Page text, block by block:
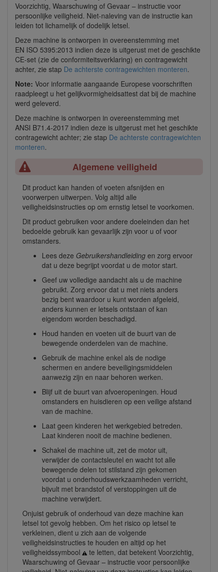
Voorzichtig, Waarschuwing of Gevaar – instructie voor
persoonlijke veiligheid. Niet-naleving van de instructie kan
leiden tot lichamelijk of dodelijk letsel.
Deze machine is ontworpen in overeenstemming met
EN ISO 5395:2013 indien deze is uitgerust met de geschikte
CE-set (zie de conformiteitsverklaring) en contragewicht
achter, zie stap De achterste contragewichten monteren.
Note: Voor informatie aangaande Europese voorschriften
raadpleegt u het gelijkvormigheidsattest dat bij de machine
werd geleverd.
Deze machine is ontworpen in overeenstemming met
ANSI B71.4-2017 indien deze is uitgerust met het geschikte
contragewicht achter; zie stap De achterste contragewichten
monteren.
Algemene veiligheid
Dit product kan handen of voeten afsnijden en
voorwerpen uitwerpen. Volg altijd alle
veiligheidsinstructies op om ernstig letsel te voorkomen.
Dit product gebruiken voor andere doeleinden dan het
bedoelde gebruik kan gevaarlijk zijn voor u of voor
omstanders.
Lees deze Gebruikershandleiding en zorg ervoor
dat u deze begrijpt voordat u de motor start.
Geef uw volledige aandacht als u de machine
gebruikt. Zorg ervoor dat u met niets anders
bezig bent waardoor u kunt worden afgeleid,
anders kunnen er letsels ontstaan of kan
eigendom worden beschadigd.
Houd handen en voeten uit de buurt van de
bewegende onderdelen van de machine.
Gebruik de machine enkel als de nodige
schermen en andere beveiligingsmiddelen
aanwezig zijn en naar behoren werken.
Blijf uit de buurt van afvoeropeningen. Houd
omstanders en huisdieren op een veilige afstand
van de machine.
Laat geen kinderen het werkgebied betreden.
Laat kinderen nooit de machine bedienen.
Schakel de machine uit, zet de motor uit,
verwijder de contactsleutel en wacht tot alle
bewegende delen tot stilstand zijn gekomen
voordat u onderhoudswerkzaamheden verricht,
bijvult met brandstof of verstoppingen uit de
machine verwijdert.
Onjuist gebruik of onderhoud van deze machine kan
letsel tot gevolg hebben. Om het risico op letsel te
verkleinen, dient u zich aan de volgende
veiligheidsinstructies te houden en altijd op het
veiligheidssymbool
te letten, dat betekent Voorzichtig,
Waarschuwing of Gevaar – instructie voor persoonlijke